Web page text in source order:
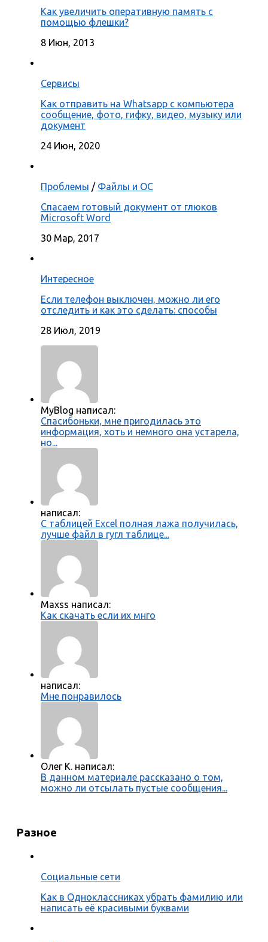
Как увеличить оперативную память с
помощью флешки?
8 Июн, 2013
Сервисы
Как отправить на Whatsapp с компьютера
сообщение, фото, гифку, видео, музыку или
документ
24 Июн, 2020
Проблемы / Файлы и ОС
Спасаем готовый документ от глюков
Microsoft Word
30 Мар, 2017
Интересное
Если телефон выключен, можно ли его
отследить и как это сделать: способы
28 Июл, 2019
MyBlog написал:
Спасибоньки, мне пригодилась это
информация, хоть и немного она устарела,
но...
написал:
С таблицей Excel полная лажа получилась,
лучше файл в гугл таблице...
Maxss написал:
Как скачать если их мнго
написал:
Мне понравилось
Олег К. написал:
В данном материале рассказано о том,
можно ли отсылать пустые сообщения...
Разное
Социальные сети
Как в Одноклассниках убрать фамилию или
написать её красивыми буквами